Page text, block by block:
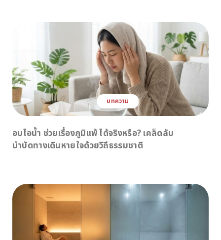
บทความ
อบไอน้ำ ช่วยเรื่องภูมิแพ้ ได้จริงหรือ? เคล็ดลับ
บำบัดทางเดินหายใจด้วยวิถีธรรมชาติ